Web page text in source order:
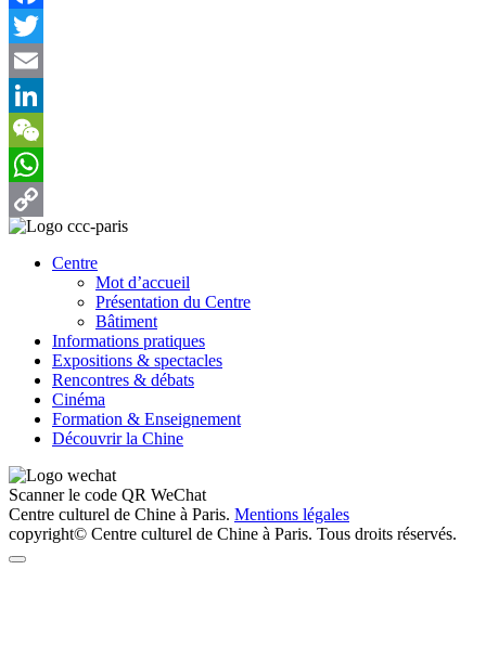
Facebook
Twitter
Email
LinkedIn
WeChat
WhatsApp
Copy
Link
Centre
Mot d’accueil
Présentation du Centre
Bâtiment
Informations pratiques
Expositions & spectacles
Rencontres & débats
Cinéma
Formation & Enseignement
Découvrir la Chine
Scanner le code QR WeChat
Centre culturel de Chine à Paris. Mentions légales
copyright© Centre culturel de Chine à Paris. Tous droits réservés.
Retour